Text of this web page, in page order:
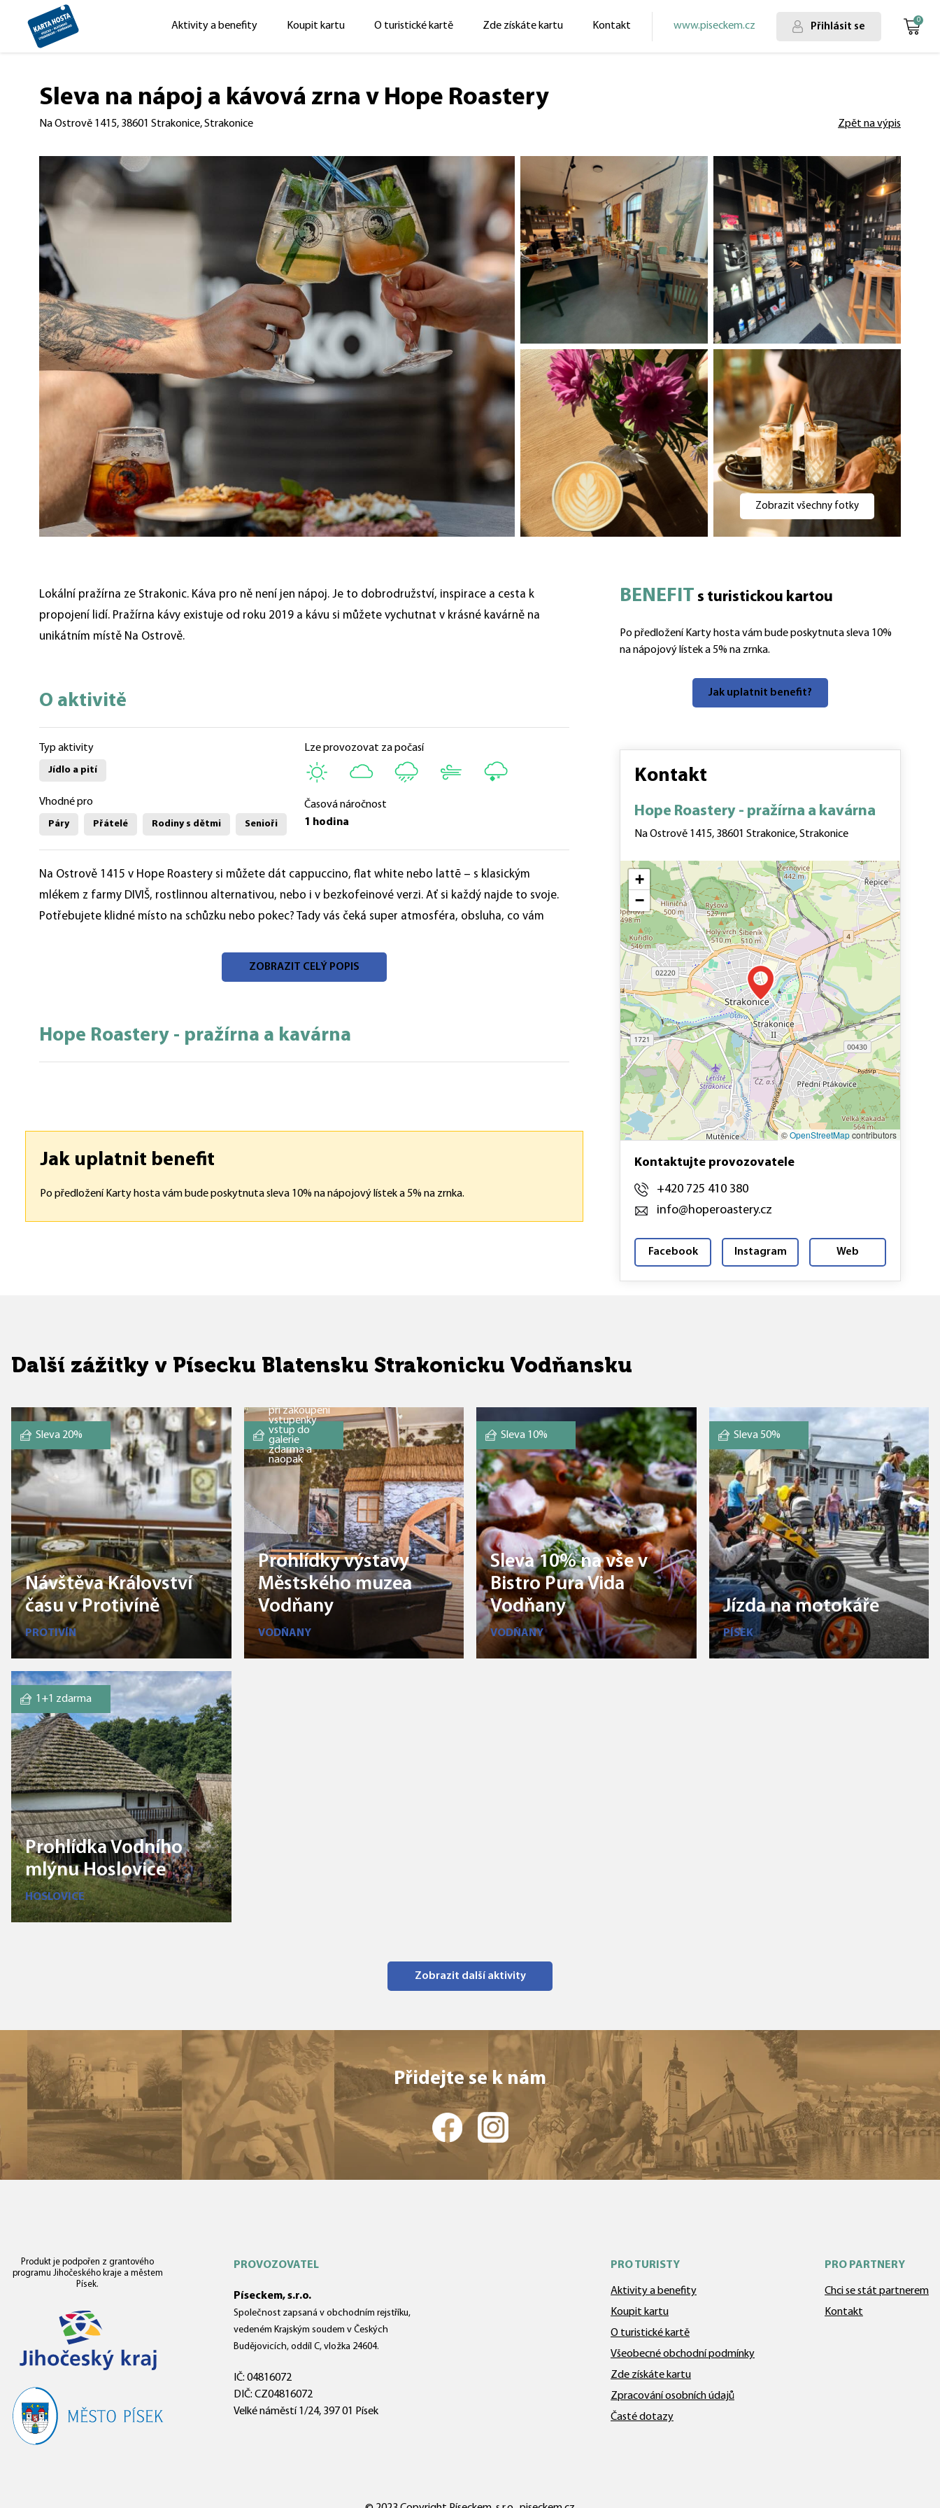
Aktivity a benefity Koupit kartu O turistické kartě Zde získáte kartu Kontakt www.piseckem.cz Přihlásit se
0
Sleva na nápoj a kávová zrna v Hope Roastery
Na Ostrově 1415, 38601 Strakonice, Strakonice Zpět na výpis
Zobrazit všechny fotky
Lokální pražírna ze Strakonic. Káva pro ně není jen nápoj. Je to dobrodružství, inspirace a cesta k
propojení lidí. Pražírna kávy existuje od roku 2019 a kávu si můžete vychutnat v krásné kavárně na
unikátním místě Na Ostrově.
O aktivitě
Typ aktivity
Jídlo a pití
Vhodné pro
Páry Přátelé Rodiny s dětmi Senioři
Lze provozovat za počasí
Časová náročnost
1 hodina
Na Ostrově 1415 v Hope Roastery si můžete dát cappuccino, flat white nebo lattē – s klasickým
mlékem z farmy DIVIŠ, rostlinnou alternativou, nebo i v bezkofeinové verzi. Ať si každý najde to svoje.
Potřebujete klidné místo na schůzku nebo pokec? Tady vás čeká super atmosféra, obsluha, co vám
Otevřeno úterý až neděle od 11:00 do 19:00.
Zastavte se – na kafe, něco dobrého nebo jen tak si na chvíli odpočinout.
ZOBRAZIT CELÝ POPIS
Hope Roastery - pražírna a kavárna
Jak uplatnit benefit
Po předložení Karty hosta vám bude poskytnuta sleva 10% na nápojový lístek a 5% na zrnka.
BENEFIT s turistickou kartou
Po předložení Karty hosta vám bude poskytnuta sleva 10%
na nápojový lístek a 5% na zrnka.
Jak uplatnit benefit?
Kontakt
Hope Roastery - pražírna a kavárna
Na Ostrově 1415, 38601 Strakonice, Strakonice
+
−
©OpenStreetMapcontributors
Kontaktujte provozovatele
+420 725 410 380
info@hoperoastery.cz
Facebook Instagram Web
Další zážitky v Písecku Blatensku Strakonicku Vodňansku
Návštěva Království
času v Protivíně
PROTIVÍN
Sleva 20%
Prohlídky výstavy
Městského muzea
Vodňany
VODŇANY
při zakoupení
vstupenky
vstup do
galerie
zdarma a
naopak
Sleva 10% na vše v
Bistro Pura Vida
Vodňany
VODŇANY
Sleva 10%
Jízda na motokáře
PÍSEK
Sleva 50%
Prohlídka Vodního
mlýnu Hoslovice
HOSLOVICE
1+1 zdarma
Zobrazit další aktivity
Přidejte se k nám
Produkt je podpořen z grantového
programu Jihočeského kraje a městem
Písek.
PROVOZOVATEL
Píseckem, s.r.o.
Společnost zapsaná v obchodním rejstříku,
vedeném Krajským soudem v Českých
Budějovicích, oddíl C, vložka 24604.
IČ: 04816072
DIČ: CZ04816072
Velké náměstí 1/24, 397 01 Písek
PRO TURISTY
Aktivity a benefity
Koupit kartu
O turistické kartě
Všeobecné obchodní podmínky
Zde získáte kartu
Zpracování osobních údajů
Časté dotazy
PRO PARTNERY
Chci se stát partnerem
Kontakt